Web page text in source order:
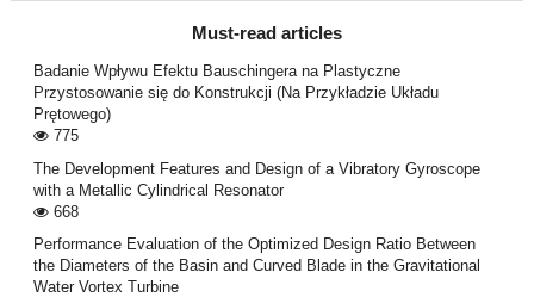
Must-read articles
Badanie Wpływu Efektu Bauschingera na Plastyczne
Przystosowanie się do Konstrukcji (Na Przykładzie Układu
Prętowego)
775
The Development Features and Design of a Vibratory Gyroscope
with a Metallic Cylindrical Resonator
668
Performance Evaluation of the Optimized Design Ratio Between
the Diameters of the Basin and Curved Blade in the Gravitational
Water Vortex Turbine